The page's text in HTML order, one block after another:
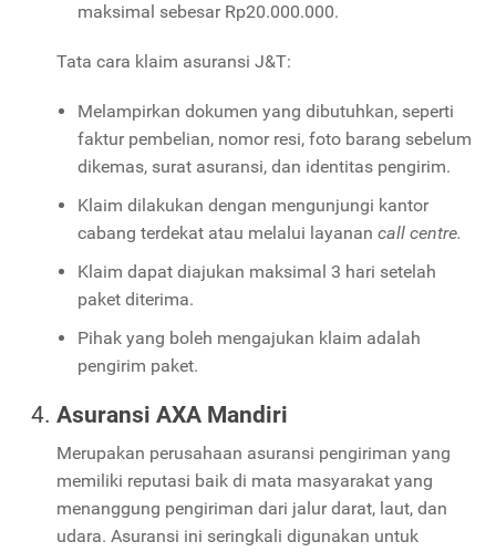
maksimal sebesar Rp20.000.000.
Tata cara klaim asuransi J&T:
Melampirkan dokumen yang dibutuhkan, seperti
faktur pembelian, nomor resi, foto barang sebelum
dikemas, surat asuransi, dan identitas pengirim.
Klaim dilakukan dengan mengunjungi kantor
cabang terdekat atau melalui layanancall centre.
Klaim dapat diajukan maksimal 3 hari setelah
paket diterima.
Pihak yang boleh mengajukan klaim adalah
pengirim paket.
Asuransi AXA Mandiri
Merupakan perusahaan asuransi pengiriman yang
memiliki reputasi baik di mata masyarakat yang
menanggung pengiriman dari jalur darat, laut, dan
udara. Asuransi ini seringkali digunakan untuk